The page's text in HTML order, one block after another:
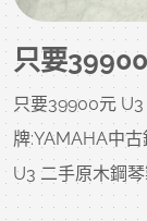
只要39900元
牌:YAMAHA中
U3 二手原木鋼
附贈:調音一次